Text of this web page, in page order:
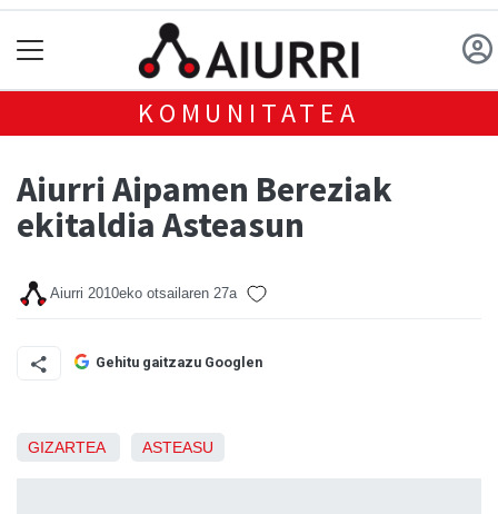
KOMUNITATEA
Aiurri Aipamen Bereziak
ekitaldia Asteasun
Aiurri 2010eko otsailaren 27a
Gehitu gaitzazu Googlen
GIZARTEA ASTEASU